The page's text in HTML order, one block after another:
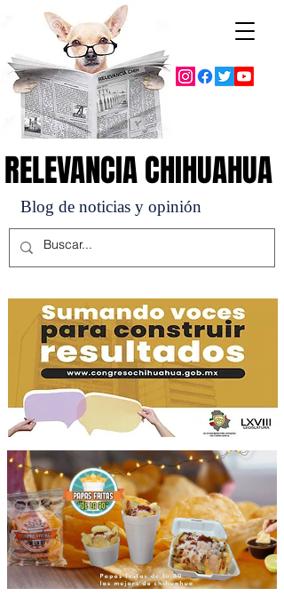
Blog de noticias y opinión
RELEVANCIA CHIHUAHUA
RELEVANCIA CHIHUAHUA